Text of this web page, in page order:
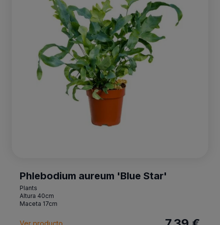
Phlebodium aureum 'Blue Star'
Plants
Altura 40cm
Maceta 17cm
Ver producto